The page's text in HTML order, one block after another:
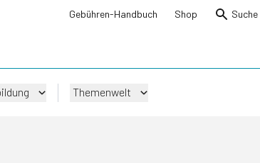
Gebühren-Handbuch Shop Suche
Themenwelt